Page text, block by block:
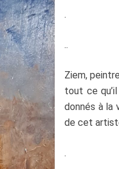
.
..
Ziem,
tout ce
donnés à la
de cet
.